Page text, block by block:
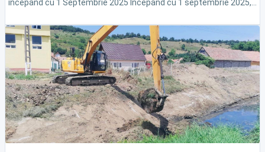
începând cu 1 Septembrie 2025 Începând cu 1 septembrie 2025,